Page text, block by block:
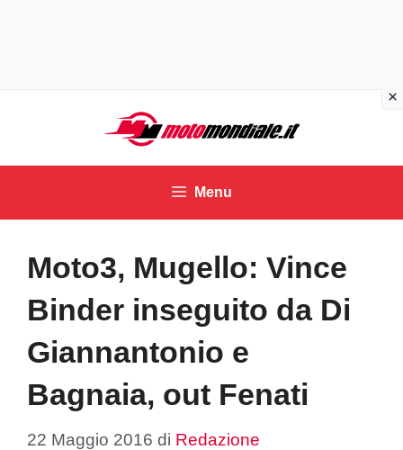
contenuto
Menu
Moto3, Mugello: Vince
Binder inseguito da Di
Giannantonio e
Bagnaia, out Fenati
22 Maggio 2016 di Redazione